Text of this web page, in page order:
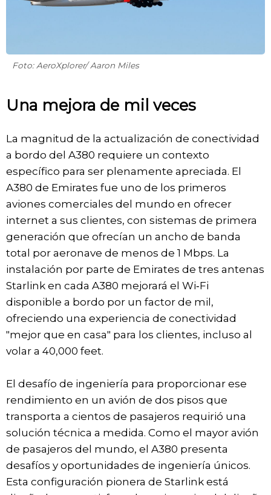
Foto: AeroXplorer/ Aaron Miles
Una mejora de mil veces
La magnitud de la actualización de conectividad
a bordo del A380 requiere un contexto
específico para ser plenamente apreciada. El
A380 de Emirates fue uno de los primeros
aviones comerciales del mundo en ofrecer
internet a sus clientes, con sistemas de primera
generación que ofrecían un ancho de banda
total por aeronave de menos de 1 Mbps. La
instalación por parte de Emirates de tres antenas
Starlink en cada A380 mejorará el Wi‑Fi
disponible a bordo por un factor de mil,
ofreciendo una experiencia de conectividad
"mejor que en casa" para los clientes, incluso al
volar a 40,000 feet.
El desafío de ingeniería para proporcionar ese
rendimiento en un avión de dos pisos que
transporta a cientos de pasajeros requirió una
solución técnica a medida. Como el mayor avión
de pasajeros del mundo, el A380 presenta
desafíos y oportunidades de ingeniería únicos.
Esta configuración pionera de Starlink está